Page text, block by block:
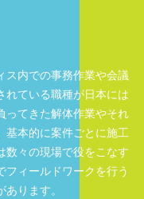
ス内での事務作業や会議
れている職種が日本には
ってきた解体作業やそれ
基本的に案件ごとに施工
数々の現場で役をこなす
ィールドワークを行う
ります。